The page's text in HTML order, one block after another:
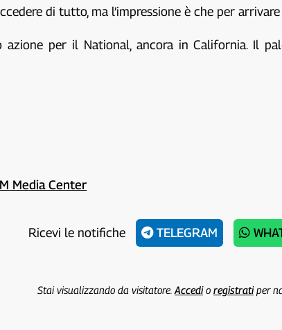
di tutto, ma l’impressione è che per
azione per il National, ancora in California. Il
Media Center
Ricevi le notifiche TELEGRAM
Stai visualizzando da visitatore. Accedio registratiper